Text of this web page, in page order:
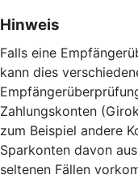
Hinweis
Falls eine
kann dies
Zahlungskonten
zum Beispiel andere
Sparkonten davon
seltenen Fällen